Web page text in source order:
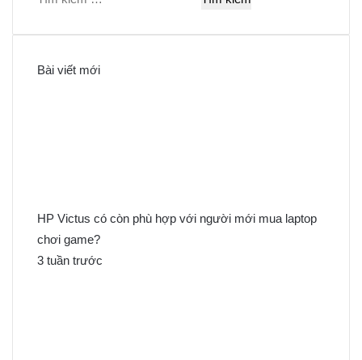
Bài viết mới
HP Victus có còn phù hợp với người mới mua laptop
chơi game?
3 tuần trước